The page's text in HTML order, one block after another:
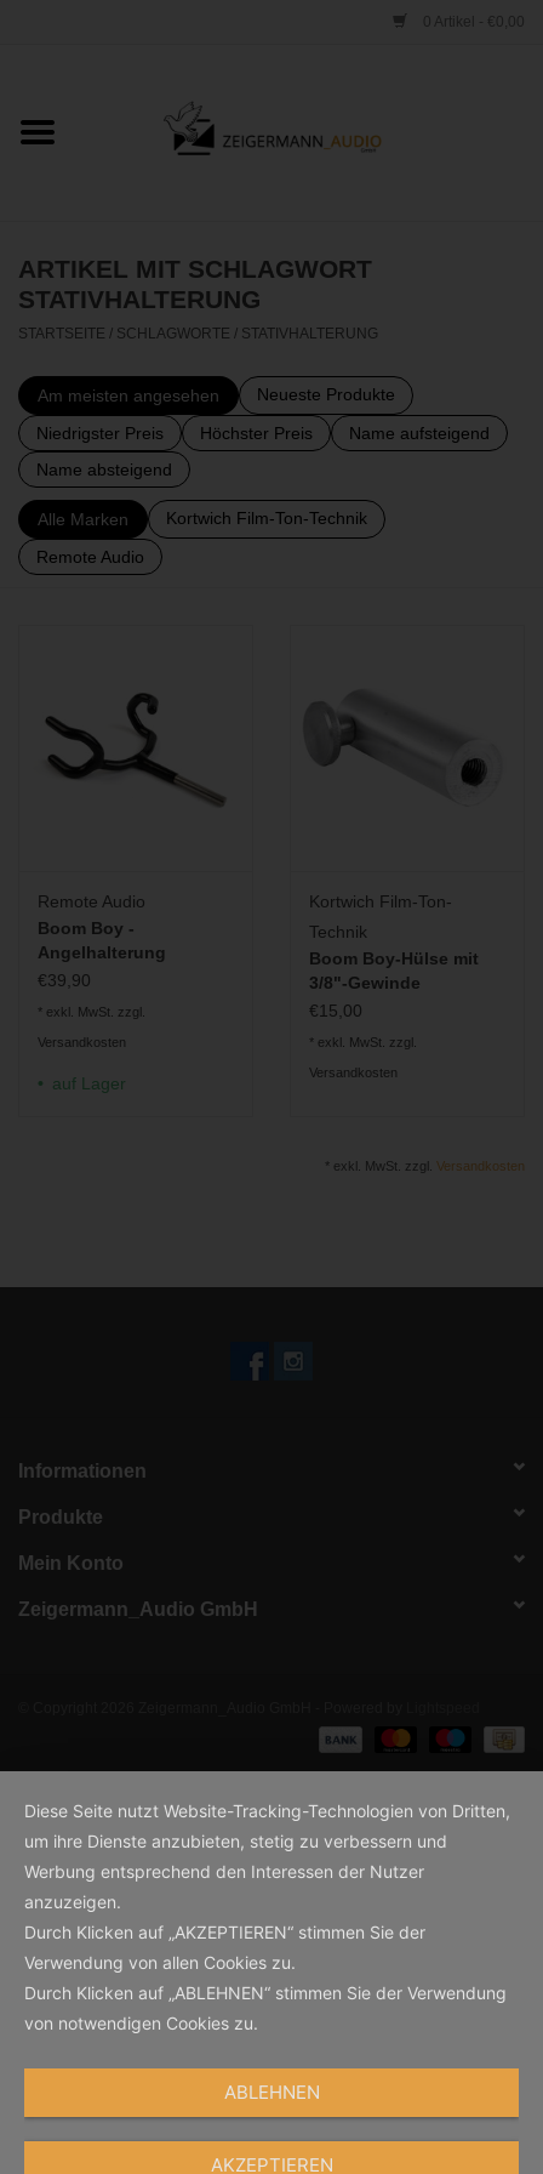
0 Artikel - €0,00
Startseite
VERTRIEB
WERKSTATT
STUDIO
KONTAKT
ARTIKEL MIT SCHLAGWORT
STATIVHALTERUNG
STARTSEITE / SCHLAGWORTE / STATIVHALTERUNG
Am meisten angesehen
Neueste Produkte
Niedrigster Preis
Höchster Preis
Name aufsteigend
Name absteigend
Alle Marken
Kortwich Film-Ton-Technik
Remote Audio
Remote Audio
Boom Boy -
Angelhalterung
€39,90
* exkl. MwSt. zzgl.
Versandkosten
auf Lager
Kortwich Film-Ton-
Technik
Boom Boy-Hülse mit
3/8"-Gewinde
€15,00
* exkl. MwSt. zzgl.
Versandkosten
* exkl. MwSt. zzgl. Versandkosten
Informationen
Produkte
Mein Konto
Zeigermann_Audio GmbH
Diese Seite nutzt Website-Tracking-Technologien von Dritten,
um ihre Dienste anzubieten, stetig zu verbessern und
Werbung entsprechend den Interessen der Nutzer
anzuzeigen.
Durch Klicken auf „AKZEPTIEREN“ stimmen Sie der
Verwendung von allen Cookies zu.
Durch Klicken auf „ABLEHNEN“ stimmen Sie der Verwendung
von notwendigen Cookies zu.
ABLEHNEN
AKZEPTIEREN